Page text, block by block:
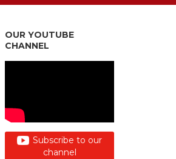
OUR YOUTUBE
CHANNEL
Subscribe to our
channel